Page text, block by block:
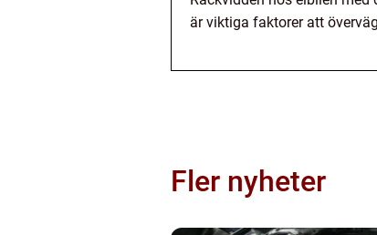
är viktiga faktorer att
Fler nyheter